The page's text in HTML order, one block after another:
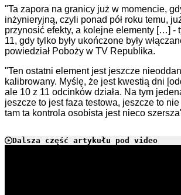
"Ta zapora na granicy już w momencie,
inżynieryjną, czyli ponad pół roku temu,
przynosić efekty, a kolejne elementy […] -
11, gdy tylko były ukończone były
powiedział Poboży w TV Republika.
"Ten ostatni element jest jeszcze
kalibrowany. Myślę, że jest kwestią dni
ale 10 z 11 odcinków działa. Na tym
jeszcze to jest faza testowa, jeszcze to nie
tam ta kontrola osobista jest nieco
Dalsza część artykułu pod video